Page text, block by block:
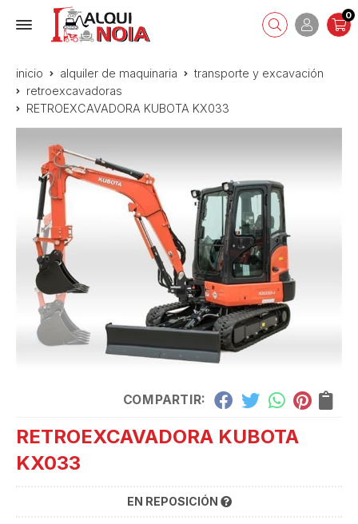
0
inicio alquiler de maquinaria
transporte y excavación
retroexcavadoras
RETROEXCAVADORA KUBOTA KX033
COMPARTIR:
RETROEXCAVADORA KUBOTA
KX033
EN REPOSICIÓN